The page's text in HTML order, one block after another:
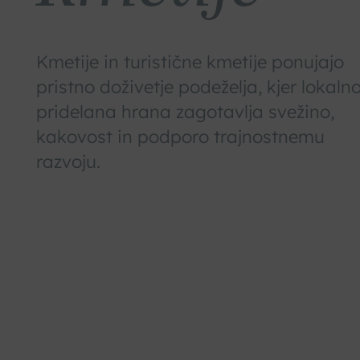
Kmetije in turistične kmetije ponujajo
pristno doživetje podeželja, kjer
pridelana hrana zagotavlja svežino,
kakovost in podporo trajnostnemu
razvoju.